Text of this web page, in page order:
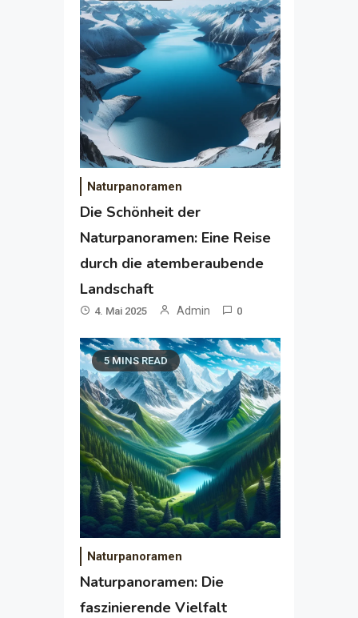
Naturpanoramen
Die Schönheit der
Naturpanoramen: Eine Reise
durch die atemberaubende
Landschaft
4. Mai 2025 Admin 0
5 MINS READ
Naturpanoramen
Naturpanoramen: Die
faszinierende Vielfalt